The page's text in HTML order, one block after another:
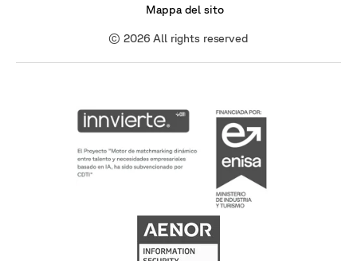
Mappa del sito
© 2026 All rights reserved